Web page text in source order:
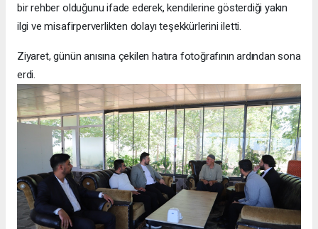
bir rehber olduğunu ifade ederek, kendilerine gösterdiği yakın
ilgi ve misafirperverlikten dolayı teşekkürlerini iletti.
Ziyaret, günün anısına çekilen hatıra fotoğrafının ardından sona
erdi.